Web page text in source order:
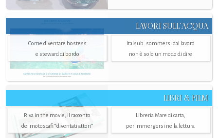
LAVORI SULL’ACQUA
Come diventare hostess
e steward di bordo
Italsub: sommersi dal lavoro
non è solo un modo di dire
LIBRI & FILM
Riva in the movie, il racconto
dei motoscafi “diventati attori”
Libreria Mare di carta,
per immergersi nella lettura